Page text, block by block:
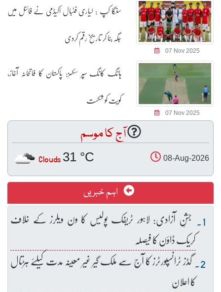
07 Nov 2025
سنگا کپ : لیاری فٹبال اکیڈمی نے فائنل میں
جگہ بنا کر تاریخ رقم کردی
07 Nov 2025
ہانگ کانگ سپر سکسز: پاکستان کا فاتحانہ آغاز،
کویت کو شکست
آج کا موسم
08-Aug-2026
31 °C
Clouds
اہم خبریں
جشنِ آزادی: لاہور ٹریفک پولیس کا ون ویلرز کے خلاف
کریک ڈاؤن کا فیصلہ
گڈز ٹرانسپورٹرز کا آج سے ملک گیر غیر معینہ مدت کیلئے ہڑتال
کا اعلان